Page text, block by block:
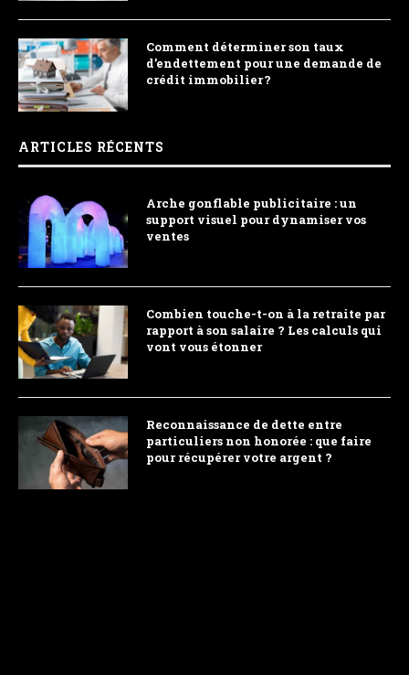
Comment déterminer son taux
d’endettement pour une demande de
crédit immobilier ?
ARTICLES RÉCENTS
Arche gonflable publicitaire : un
support visuel pour dynamiser vos
ventes
Combien touche-t-on à la retraite par
rapport à son salaire ? Les calculs qui
vont vous étonner
Reconnaissance de dette entre
particuliers non honorée : que faire
pour récupérer votre argent ?